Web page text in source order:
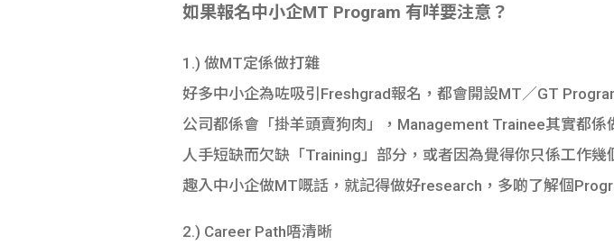
如果報名中小企MT Program 有咩要注意？
1.) 做MT定係做打雜
好多中小企為咗吸引Freshgrad報名，都會開設MT／GT
公司都係會「掛羊頭賣狗肉」，Management Trainee其實都
人手短缺而欠缺「Training」部分，或者因為覺得你只係工作
趣入中小企做MT嘅話，就記得做好research，多啲了解個
2.) Career Path唔清晰